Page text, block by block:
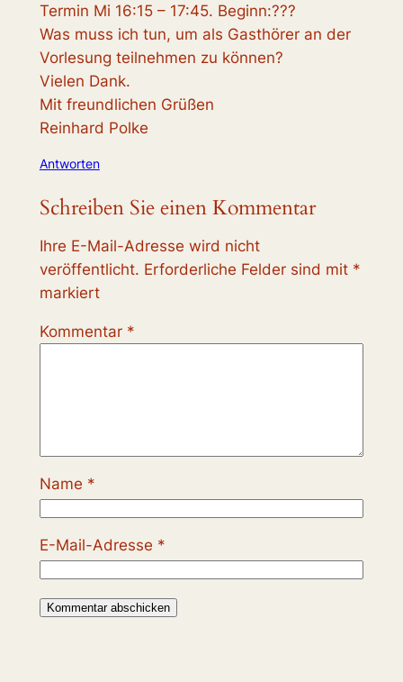
Termin Mi 16:15 – 17:45. Beginn:???
Was muss ich tun, um als Gasthörer an der
Vorlesung teilnehmen zu können?
Vielen Dank.
Mit freundlichen Grüßen
Reinhard Polke
Antworten
Schreiben Sie einen Kommentar
Ihre E-Mail-Adresse wird nicht
veröffentlicht. Erforderliche Felder sind mit *
markiert
Kommentar *
Name *
E-Mail-Adresse *